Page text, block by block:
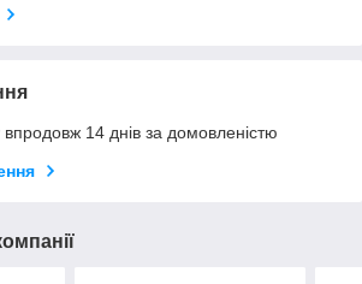
14 днів за домовленістю